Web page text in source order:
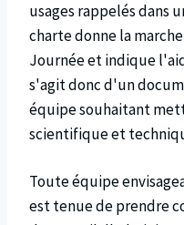
usages rappelés dans
charte donne la
Journée et indique
s'agit donc d'un
équipe souhaitant
scientifique et
Toute équipe
est tenue de prendre